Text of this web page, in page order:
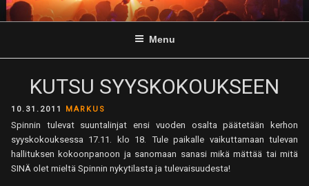
Skip
to
Menu
KUTSU SYYSKOKOUKSEEN
POSTED
ON
10.31.2011 MARKUS
Spinnin tulevat suuntalinjat ensi vuoden osalta päätetään kerhon
syyskokouksessa 17.11. klo 18. Tule paikalle vaikuttamaan tulevan
hallituksen kokoonpanoon ja sanomaan sanasi mikä mättää tai mitä
SINÄ olet mieltä Spinnin nykytilasta ja tulevaisuudesta!